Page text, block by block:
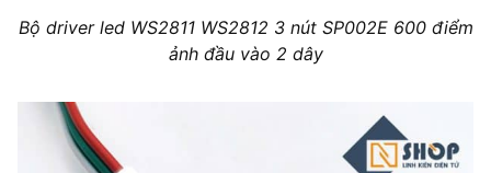
Bộ driver led WS2811 WS2812 3 nút SP002E 600 điểm
ảnh đầu vào 2 dây